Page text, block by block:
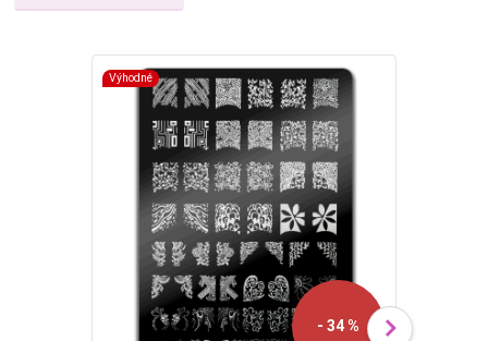
Výhodné
- 34 %